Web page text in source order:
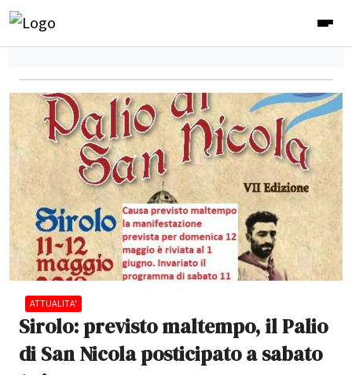
ATTUALITA'
Sirolo: previsto maltempo, il Palio
di San Nicola posticipato a sabato